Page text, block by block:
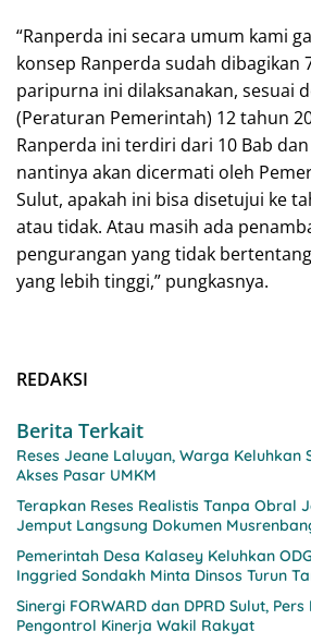
“Ranperda ini secara umum kami
konsep Ranperda sudah dibagikan
paripurna ini dilaksanakan, sesuai
(Peraturan Pemerintah) 12 tahun
Ranperda ini terdiri dari 10 Bab
nantinya akan dicermati oleh
Sulut, apakah ini bisa disetujui ke
atau tidak. Atau masih ada
pengurangan yang tidak
yang lebih tinggi,” pungkasnya.
REDAKSI
Berita Terkait
Reses Jeane Laluyan, Warga Keluhkan
Akses Pasar UMKM
Terapkan Reses Realistis Tanpa Obral
Jemput Langsung Dokumen
Pemerintah Desa Kalasey Keluhkan
Inggried Sondakh Minta Dinsos Turun
Sinergi FORWARD dan DPRD Sulut,
Pengontrol Kinerja Wakil Rakyat